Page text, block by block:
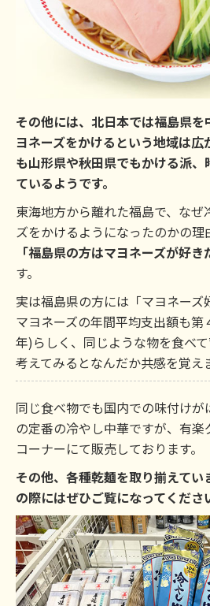
その他には、北日本では福島県
ヨネーズをかけるという地域は広
も山形県や秋田県でもかける派
ているようです。
東海地方から離れた福島で、なぜ
ズをかけるようになったのかの
「福島県の方はマヨネーズが好き
す。
実は福島県の方には「マヨネーズ
マヨネーズの年間平均支出額も
年)らしく、同じような物を食べ
考えてみるとなんだか共感を覚え
同じ食べ物でも国内での味付けが
の定番の冷やし中華ですが、有楽
コーナーにて販売しております。
その他、各種乾麺を取り揃えてい
の際にはぜひご覧になってくださ